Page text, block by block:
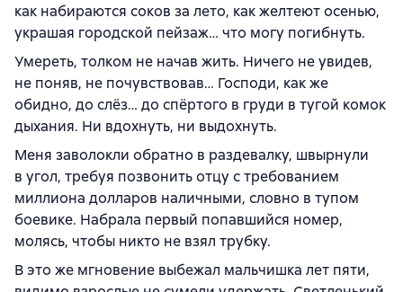
как набираются соков за лето, как желтеют осенью,
украшая городской пейзаж… что могу погибнуть.
Умереть, толком не начав жить. Ничего не увидев,
не поняв, не почувствовав… Господи, как же
обидно, до слёз… до спёртого в груди в тугой комок
дыхания. Ни вдохнуть, ни выдохнуть.
Меня заволокли обратно в раздевалку, швырнули
в угол, требуя позвонить отцу с требованием
миллиона долларов наличными, словно в тупом
боевике. Набрала первый попавшийся номер,
молясь, чтобы никто не взял трубку.
В это же мгновение выбежал мальчишка лет пяти,